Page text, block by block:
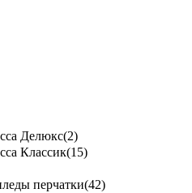
Делюкс(2)
Классик(15)
перчатки(42)